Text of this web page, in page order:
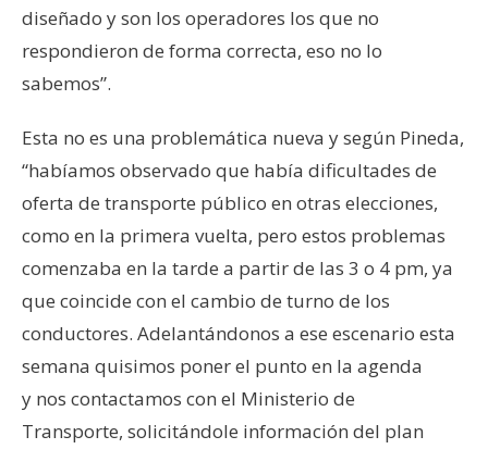
diseñado y son los operadores los que no
respondieron de forma correcta, eso no lo
sabemos”.
Esta no es una problemática nueva y según Pineda,
“habíamos observado que había dificultades de
oferta de transporte público en otras elecciones,
como en la primera vuelta, pero estos problemas
comenzaba en la tarde a partir de las 3 o 4 pm, ya
que coincide con el cambio de turno de los
conductores. Adelantándonos a ese escenario esta
semana quisimos poner el punto en la agenda
y nos contactamos con el Ministerio de
Transporte, solicitándole información del plan